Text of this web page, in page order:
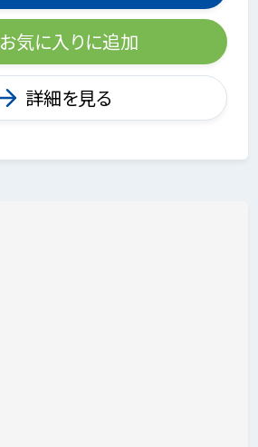
お気に入りに追加
詳細を見る